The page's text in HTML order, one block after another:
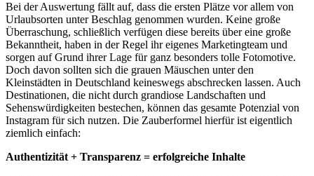
Bei der Auswertung fällt auf, dass die ersten Plätze vor allem von
Urlaubsorten unter Beschlag genommen wurden. Keine große
Überraschung, schließlich verfügen diese bereits über eine große
Bekanntheit, haben in der Regel ihr eigenes Marketingteam und
sorgen auf Grund ihrer Lage für ganz besonders tolle Fotomotive.
Doch davon sollten sich die grauen Mäuschen unter den
Kleinstädten in Deutschland keineswegs abschrecken lassen. Auch
Destinationen, die nicht durch grandiose Landschaften und
Sehenswürdigkeiten bestechen, können das gesamte Potenzial von
Instagram für sich nutzen. Die Zauberformel hierfür ist eigentlich
ziemlich einfach:
Authentizität + Transparenz = erfolgreiche Inhalte